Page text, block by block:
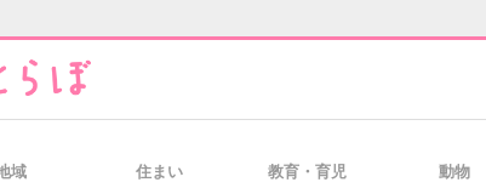
域 住まい 教育・育児 動物